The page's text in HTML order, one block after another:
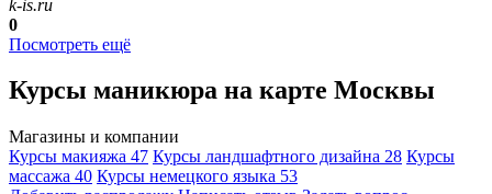
k-is.ru
0
Посмотреть ещё
Курсы маникюра на карте Москвы
Магазины и компании
Курсы макияжа 47 Курсы ландшафтного дизайна 28 Курсы
массажа 40 Курсы немецкого языка 53